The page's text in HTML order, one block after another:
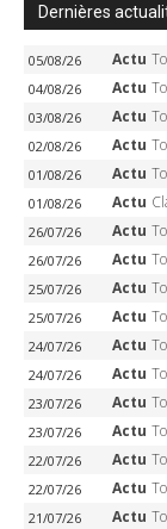
Dernières
05/08/26 Actu Tour
04/08/26 Actu Tour
03/08/26 Actu Tour
02/08/26 Actu Tour
01/08/26 Actu Tour
01/08/26 Actu
26/07/26 Actu Tour
26/07/26 Actu Tour
25/07/26 Actu Tour
25/07/26 Actu Tour
24/07/26 Actu Tour
24/07/26 Actu
23/07/26 Actu Tour
23/07/26 Actu Tour
22/07/26 Actu Tour
22/07/26 Actu
21/07/26 Actu